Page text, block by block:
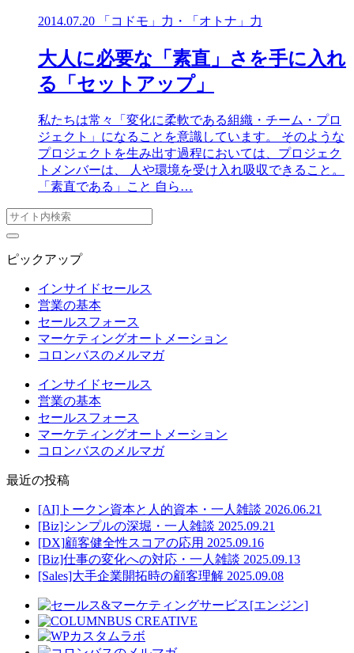
2014.07.20 「コドモ」力・「オトナ」力
大人に必要な「素直」さを手に入れ
る「セットアップ」
私たちは常々「変化に柔軟である組織・チーム・プロ
ジェクト」になることを意識しています。 そのような
プロジェクトを生み出す過程においては、プロジェク
トメンバーは、 人や環境を受け入れ吸収できること。
「素直である」こと 自ら…
ピックアップ
インサイドセールス
営業の基本
セールスフォース
マーケティングオートメーション
コロンバスのメルマガ
インサイドセールス
営業の基本
セールスフォース
マーケティングオートメーション
コロンバスのメルマガ
最近の投稿
[AI]トークン資本と人的資本・一人雑談 2026.06.21
[Biz]シンプルの深堀・一人雑談 2025.09.21
[DX]顧客健全性スコアの応用 2025.09.16
[Biz]仕事の変化への対応・一人雑談 2025.09.13
[Sales]大手企業開拓時の顧客理解 2025.09.08